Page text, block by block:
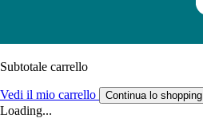
Subtotale carrello
Vedi il mio carrello Continua lo shopping
Loading...